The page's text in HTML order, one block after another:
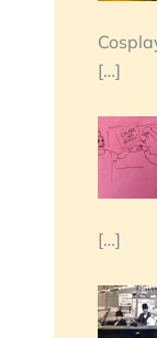
[…]
[…]